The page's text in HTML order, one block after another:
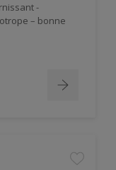
-
– bonne